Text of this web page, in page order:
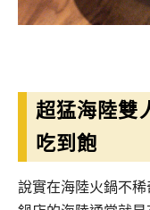
超猛海陸雙
吃到飽
說實在海陸火鍋不